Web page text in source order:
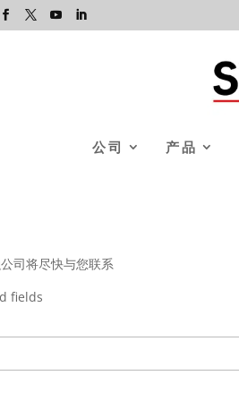
公司 产品
司将尽快与您联系
fields